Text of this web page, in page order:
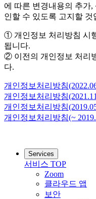
에 따른 변경내용의 추가
인할 수 있도록 고지할 것
① 개인정보 처리방침 시
됩니다.
② 이전의 개인정보 처리
다.
개인정보처리방침
개인정보처리방침
개인정보처리방침
개인정보처리방침(~
Services
서비스 TOP
Zoom
클라우드 앱
보안